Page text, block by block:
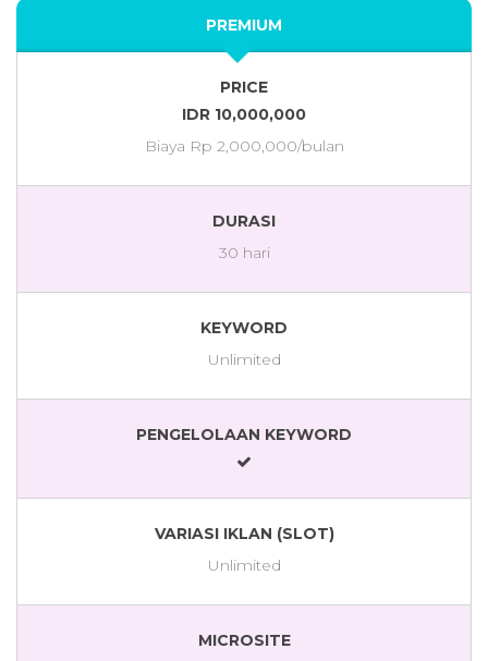
PREMIUM
PRICE
IDR 10,000,000
Biaya Rp 2,000,000/bulan
DURASI
30 hari
KEYWORD
Unlimited
PENGELOLAAN KEYWORD
VARIASI IKLAN (SLOT)
Unlimited
MICROSITE